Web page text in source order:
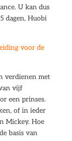
U kan dus
dagen, Huobi
voor de
verdienen met
vijf
een prinses.
of in ieder
Mickey. Hoe
basis van